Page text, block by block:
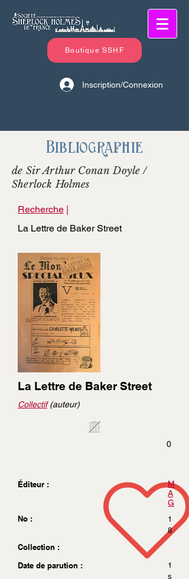
Boutique SSHF
Inscription/Connexion
Bibliographie
de Sir Arthur Conan Doyle /
Sherlock Holmes
Recherche |
La Lettre de Baker Street
La Lettre de Baker Street
Collectif(auteur)
0
Éditeur :
M
A
G
No :
1
8
Collection :
Date de parution :
1
s